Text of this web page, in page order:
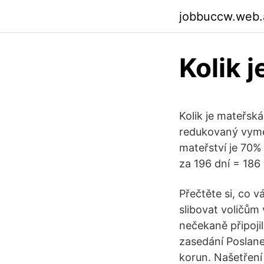
Kolik
Kolik je
redukovaný
mateřství je
za 196 dní =
Přečtěte si, co
slibovat voličům
nečekaně
zasedání
korun.